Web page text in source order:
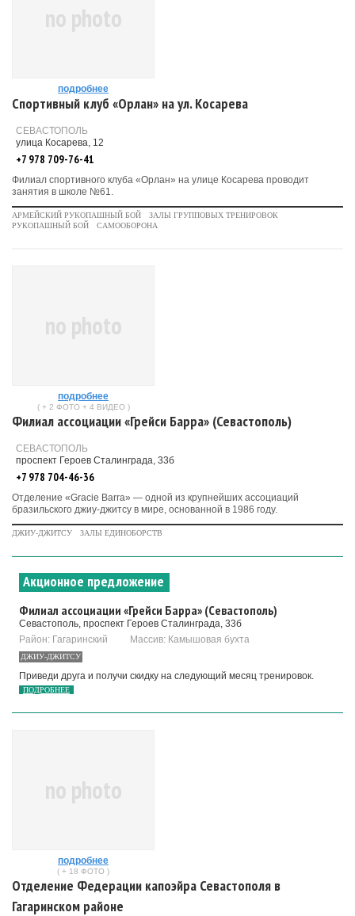
no photo
подробнее
Спортивный клуб «Орлан» на ул. Косарева
СЕВАСТОПОЛЬ
улица Косарева, 12
+7 978 709-76-41
Филиал спортивного клуба «Орлан» на улице Косарева проводит
занятия в школе №61.
АРМЕЙСКИЙ РУКОПАШНЫЙ БОЙ
ЗАЛЫ ГРУППОВЫХ ТРЕНИРОВОК
РУКОПАШНЫЙ БОЙ
САМООБОРОНА
no photo
подробнее
( + 2 ФОТО + 4 ВИДЕО )
Филиал ассоциации «Грейси Барра» (Севастополь)
СЕВАСТОПОЛЬ
проспект Героев Сталинграда, 33б
+7 978 704-46-36
Отделение «Gracie Barra» — одной из крупнейших ассоциаций
бразильского джиу-джитсу в мире, основанной в 1986 году.
ДЖИУ-ДЖИТСУ ЗАЛЫ ЕДИНОБОРСТВ
Акционное предложение
Филиал ассоциации «Грейси Барра» (Севастополь)
Севастополь, проспект Героев Сталинграда, 33б
Район: Гагаринский
Массив: Камышовая бухта
ДЖИУ-ДЖИТСУ
Приведи друга и получи скидку на следующий месяц тренировок.
ПОДРОБНЕЕ
no photo
подробнее
( + 18 ФОТО )
Отделение Федерации капоэйра Севастополя в
Гагаринском районе